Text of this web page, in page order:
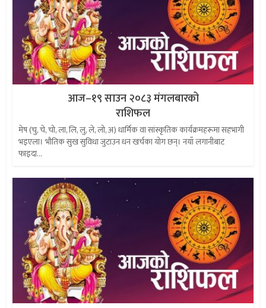
आज–१९ साउन २०८३ मंगलबारको
राशिफल
मेष (चु, चे, चो, ला, लि, लु, ले, लो, अ) धार्मिक वा सांस्कृतिक कार्यक्रमहरूमा सहभागी
भइएला। भौतिक सुख सुविधा जुटाउन धन खर्चका योग छन्। नयाँ लगानीबाट
फाइदा...